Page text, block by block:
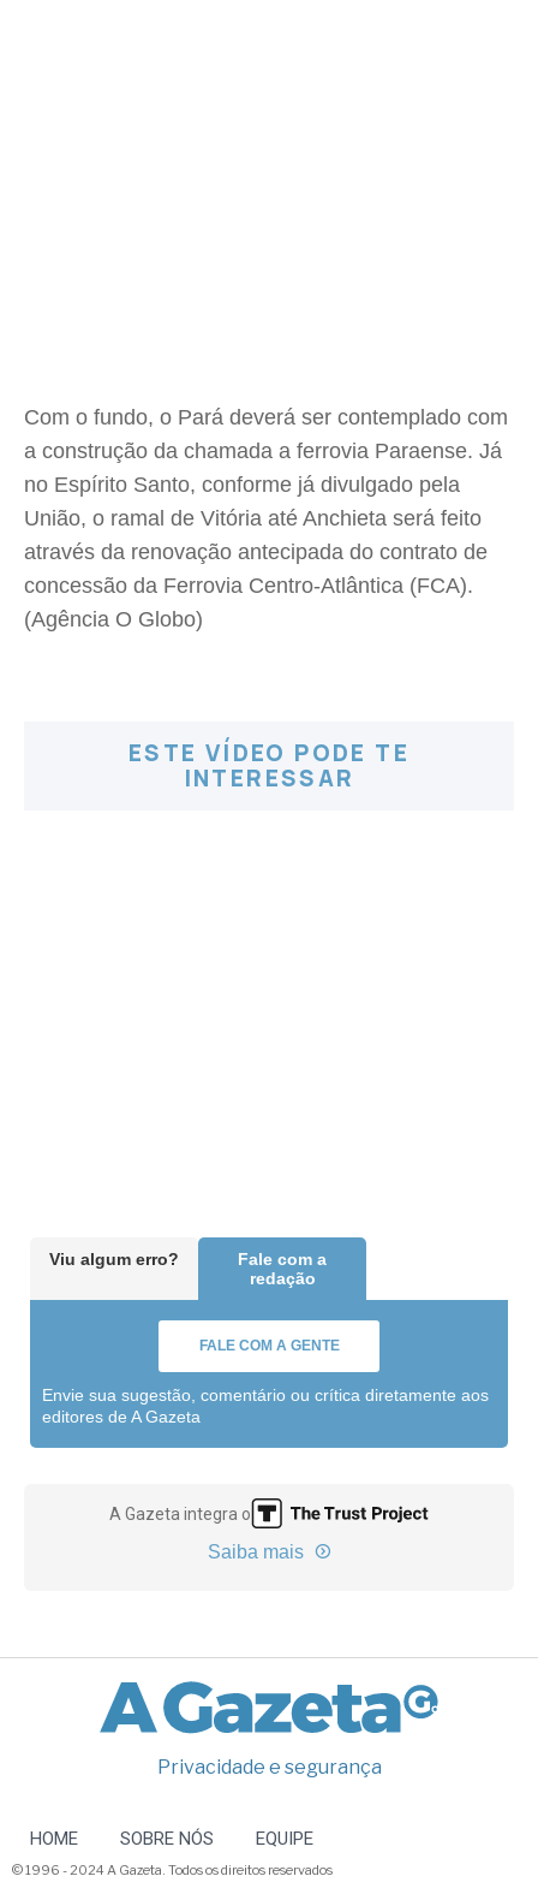
Com o fundo, o Pará deverá ser contemplado com
a construção da chamada a ferrovia Paraense. Já
no Espírito Santo, conforme já divulgado pela
União, o ramal de Vitória até Anchieta será feito
através da renovação antecipada do contrato de
concessão da Ferrovia Centro-Atlântica (FCA).
(Agência O Globo)
ESTE VÍDEO PODE TE
INTERESSAR
Viu algum erro?
Fale com a
redação
FALE COM A GENTE
Envie sua sugestão, comentário ou crítica diretamente aos
editores de A Gazeta
A Gazeta integra o
Saiba mais
Privacidade e segurança
HOME SOBRE NÓS EQUIPE
© 1996 - 2024 A Gazeta. Todos os direitos reservados